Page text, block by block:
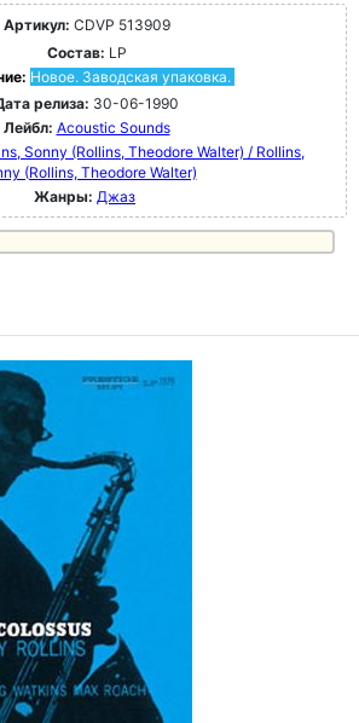
Артикул: CDVP 513909
Состав: LP
Новое. Заводская упаковка.
релиза: 30-06-1990
Лейбл: Acoustic Sounds
Sonny (Rollins, Theodore Walter) / Rollins,
(Rollins, Theodore Walter)
Жанры: Джаз